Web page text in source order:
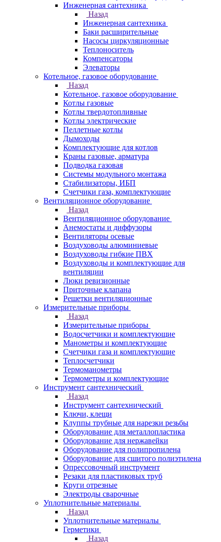
Инженерная сантехника
Назад
Инженерная сантехника
Баки расширительные
Насосы циркуляционные
Теплоноситель
Компенсаторы
Элеваторы
Котельное, газовое оборудование
Назад
Котельное, газовое оборудование
Котлы газовые
Котлы твердотопливные
Котлы электрические
Пеллетные котлы
Дымоходы
Комплектующие для котлов
Краны газовые, арматура
Подводка газовая
Системы модульного монтажа
Стабилизаторы, ИБП
Счетчики газа, комплектующие
Вентиляционное оборудование
Назад
Вентиляционное оборудование
Анемостаты и диффузоры
Вентиляторы осевые
Воздуховоды алюминиевые
Воздуховоды гибкие ПВХ
Воздуховоды и комплектующие для
вентиляции
Люки ревизионные
Приточные клапана
Решетки вентиляционные
Измерительные приборы
Назад
Измерительные приборы
Водосчетчики и комплектующие
Манометры и комплектующие
Счетчики газа и комплектующие
Теплосчетчики
Термоманометры
Термометры и комплектующие
Инструмент сантехнический
Назад
Инструмент сантехнический
Ключи, клещи
Клуппы трубные для нарезки резьбы
Оборудование для металлопластика
Оборудование для нержавейки
Оборудование для полипропилена
Оборудование для сшитого полиэтилена
Опрессовочный инструмент
Резаки для пластиковых труб
Круги отрезные
Электроды сварочные
Уплотнительные материалы
Назад
Уплотнительные материалы
Герметики
Назад